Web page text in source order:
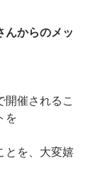
からのメッ
開催されるこ
を
とを、大変嬉